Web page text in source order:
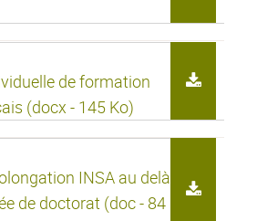
de formation
(docx - 145 Ko)
INSA au delà
de doctorat (doc - 84